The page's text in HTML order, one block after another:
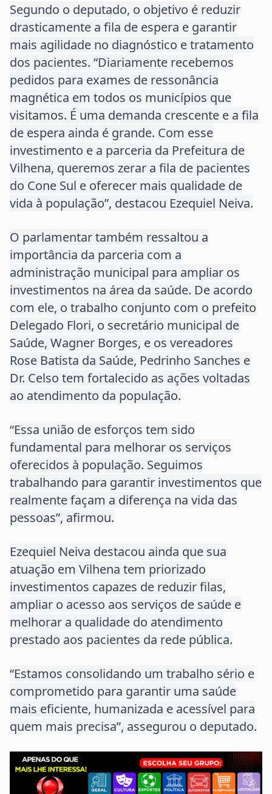
Segundo o deputado, o objetivo é reduzir
drasticamente a fila de espera e garantir
mais agilidade no diagnóstico e tratamento
dos pacientes. “Diariamente recebemos
pedidos para exames de ressonância
magnética em todos os municípios que
visitamos. É uma demanda crescente e a fila
de espera ainda é grande. Com esse
investimento e a parceria da Prefeitura de
Vilhena, queremos zerar a fila de pacientes
do Cone Sul e oferecer mais qualidade de
vida à população”, destacou Ezequiel Neiva.
O parlamentar também ressaltou a
importância da parceria com a
administração municipal para ampliar os
investimentos na área da saúde. De acordo
com ele, o trabalho conjunto com o prefeito
Delegado Flori, o secretário municipal de
Saúde, Wagner Borges, e os vereadores
Rose Batista da Saúde, Pedrinho Sanches e
Dr. Celso tem fortalecido as ações voltadas
ao atendimento da população.
“Essa união de esforços tem sido
fundamental para melhorar os serviços
oferecidos à população. Seguimos
trabalhando para garantir investimentos que
realmente façam a diferença na vida das
pessoas”, afirmou.
Ezequiel Neiva destacou ainda que sua
atuação em Vilhena tem priorizado
investimentos capazes de reduzir filas,
ampliar o acesso aos serviços de saúde e
melhorar a qualidade do atendimento
prestado aos pacientes da rede pública.
“Estamos consolidando um trabalho sério e
comprometido para garantir uma saúde
mais eficiente, humanizada e acessível para
quem mais precisa”, assegurou o deputado.